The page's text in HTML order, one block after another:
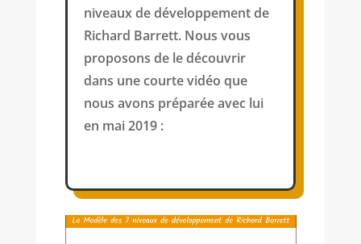
niveaux de développement de
Richard Barrett. Nous vous
proposons de le découvrir
dans une courte vidéo que
nous avons préparée avec lui
en mai 2019 :